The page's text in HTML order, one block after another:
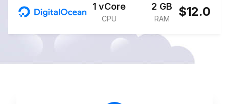
1 vCore
CPU
2 GB
RAM $12.0